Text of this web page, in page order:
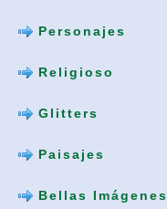
Personajes
Religioso
Glitters
Paisajes
Bellas Imágenes